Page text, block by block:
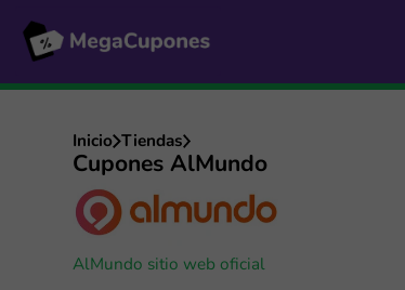
Inicio Tiendas
Cupones AlMundo
AlMundo sitio web oficial